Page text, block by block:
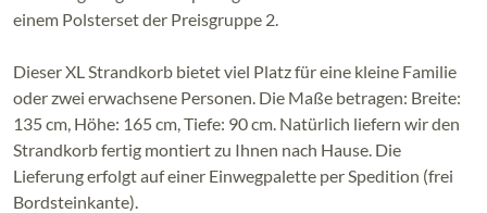
einem Polsterset der Preisgruppe 2.
Dieser XL Strandkorb bietet viel Platz für eine kleine Familie
oder zwei erwachsene Personen. Die Maße betragen: Breite:
135 cm, Höhe: 165 cm, Tiefe: 90 cm. Natürlich liefern wir den
Strandkorb fertig montiert zu Ihnen nach Hause. Die
Lieferung erfolgt auf einer Einwegpalette per Spedition (frei
Bordsteinkante).